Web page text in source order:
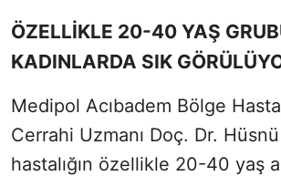
ÖZELLİKLE 20-40 YAŞ
KADINLARDA SIK
Medipol Acıbadem Bölge
Cerrahi Uzmanı Doç. Dr.
hastalığın özellikle 20-40 yaş